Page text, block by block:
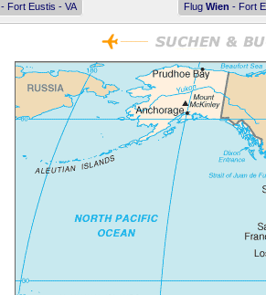
- Fort Eustis - VA Flug Wien - Fort